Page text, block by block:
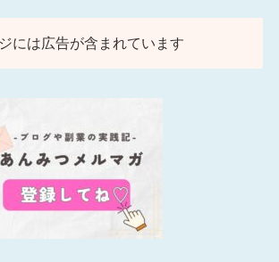
には広告が含まれています